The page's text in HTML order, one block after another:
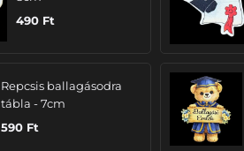
490 Ft
Repcsis ballagásodra
tábla - 7cm
590 Ft